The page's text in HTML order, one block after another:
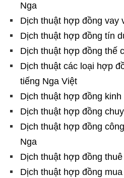
Nga
Dịch thuật hợp đồng vay
Dịch thuật hợp đồng tín
Dịch thuật hợp đồng thế
Dịch thuật các loại hợp
tiếng Nga Việt
Dịch thuật hợp đồng
Dịch thuật hợp đồng
Dịch thuật hợp đồng
Nga
Dịch thuật hợp đồng
Dịch thuật hợp đồng